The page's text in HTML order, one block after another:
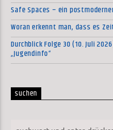
Safe Spaces – ein
Woran erkennt man, dass es
Durchblick Folge 30 (10. Juli
„Jugendinfo“
suchen